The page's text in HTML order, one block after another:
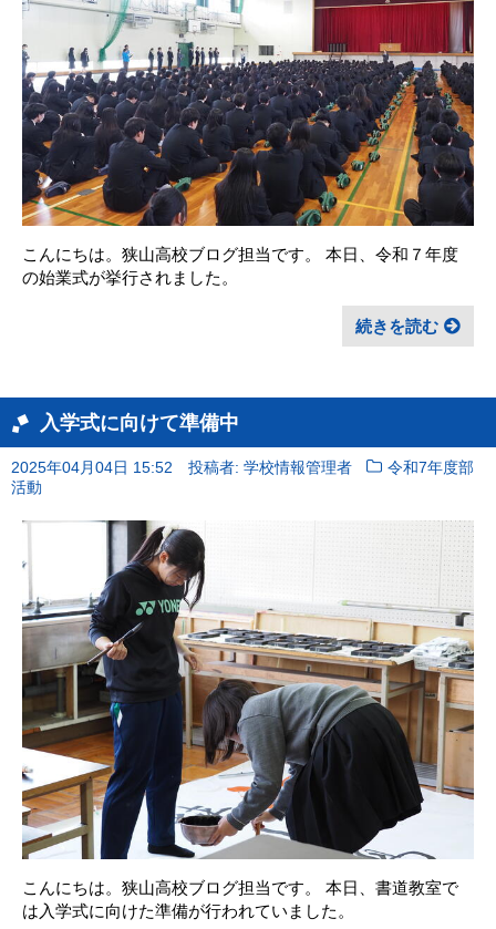
こんにちは。狭山高校ブログ担当です。 本日、令和７年度
の始業式が挙行されました。
続きを読む
入学式に向けて準備中
2025年04月04日 15:52 投稿者: 学校情報管理者
令和7年度部
活動
こんにちは。狭山高校ブログ担当です。 本日、書道教室で
は入学式に向けた準備が行われていました。